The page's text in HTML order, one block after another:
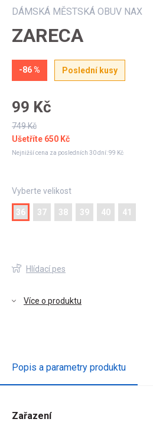
DÁMSKÁ MĚSTSKÁ OBUV NAX
ZARECA
-86 % Poslední kusy
99 Kč
749 Kč
Ušetříte 650 Kč
Nejnižší cena za posledních 30 dní:99 Kč
Vyberte velikost
36 37 38 39 40 41
Hlídací pes
Více o produktu
Popis a parametry produktu
Zařazení